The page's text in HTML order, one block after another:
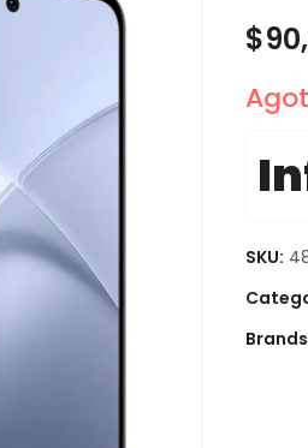
$
SKU: